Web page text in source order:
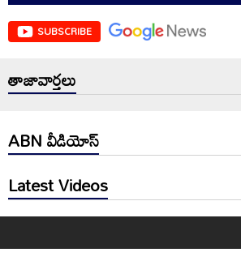
SUBSCRIBE
తాజావార్తలు
ABN వీడియోస్
Latest Videos